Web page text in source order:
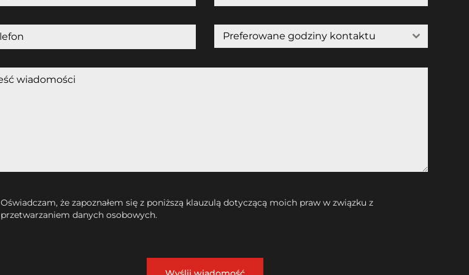
Preferowane godziny kontaktu
Oświadczam, że zapoznałem się z poniższą klauzulą dotyczącą moich praw w związku z
przetwarzaniem danych osobowych.